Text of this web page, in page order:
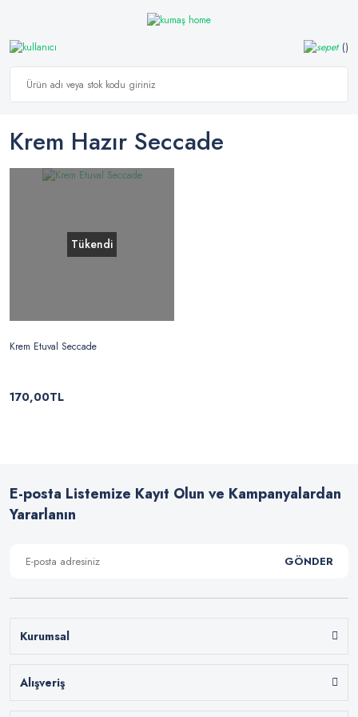
Krem Hazır Seccade
Tükendi
Krem Etuval Seccade
170,00TL
E-posta Listemize Kayıt Olun ve Kampanyalardan
Yararlanın
GÖNDER
Kurumsal
Alışveriş